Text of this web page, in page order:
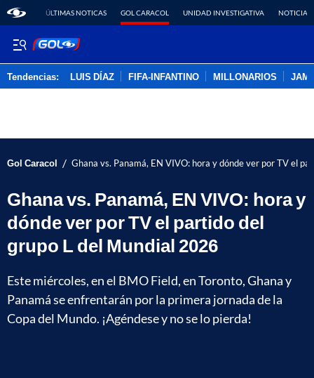
ÚLTIMAS NOTICAS GOL CARACOL UNIDAD INVESTIGATIVA NOTICIAS
Tendencias: LUIS DÍAZ FIFA-INFANTINO MILLONARIOS
Gol Caracol / Ghana vs. Panamá, EN VIVO: hora y dónde ver por TV el
Ghana vs. Panamá, EN VIVO: hora y
dónde ver por TV el partido del
grupo L del Mundial 2026
Este miércoles, en el BMO Field, en Toronto, Ghana y
Panamá se enfrentarán por la primera jornada de la
Copa del Mundo. ¡Agéndese y no se lo pierda!